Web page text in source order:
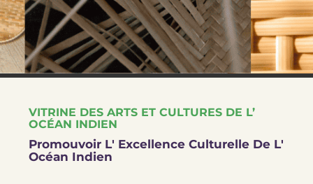
VITRINE DES ARTS ET CULTURES DE L’
OCÉAN INDIEN
Promouvoir L' Excellence Culturelle De L'
Océan Indien